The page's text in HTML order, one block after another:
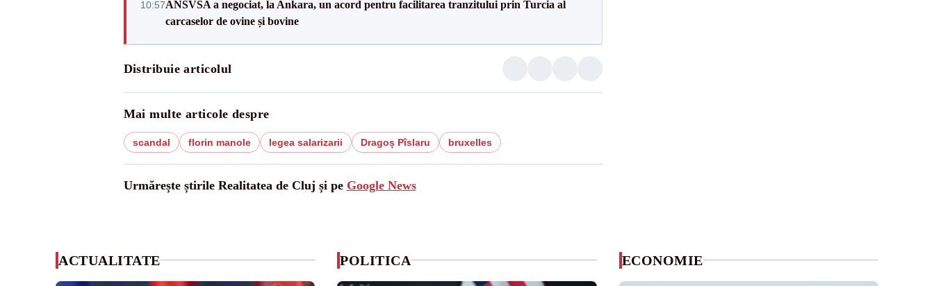
10:57ANSVSA a negociat, la Ankara, un acord pentru facilitarea tranzitului prin Turcia al
carcaselor de ovine și bovine
Distribuie articolul
Mai multe articole despre
scandal florin manole legea salarizarii Dragoș Pîslaru bruxelles
Urmărește știrile Realitatea de Cluj și pe Google News
ACTUALITATE POLITICA ECONOMIE